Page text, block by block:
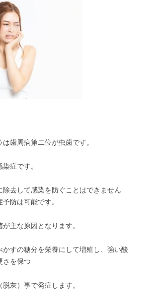
歯周病第二位が虫歯です。
症です。
除去して感染を防ぐことはできません
防は可能です。
主な原因となります。
かすの糖分を栄養にして増殖し、強い酸
さを保つ
灰）事で発症します。